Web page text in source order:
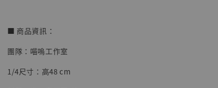
【店內現貨】七龍珠 系列蒐藏雕像 悟空 鳥山
明紀念款 [奇蹟工作室]
■ 商品資訊：
團隊：喵嗚工作室
1/4尺寸：高48 cm